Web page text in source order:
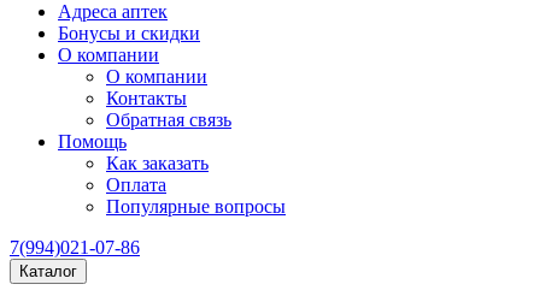
Адреса аптек
Бонусы и скидки
О компании
О компании
Контакты
Обратная связь
Помощь
Как заказать
Оплата
Популярные вопросы
7(994)021-07-86
Каталог